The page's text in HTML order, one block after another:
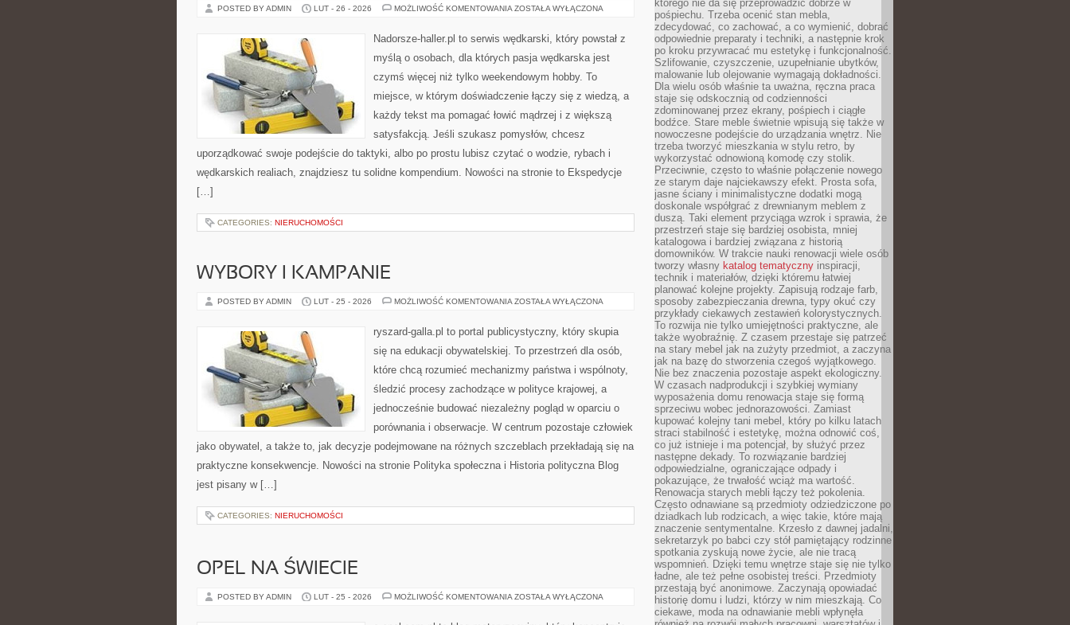
POSTED BY ADMIN LUT - 26 - 2026 MOŻLIWOŚĆ KOMENTOWANIA WĘDKARSTWO
ZOSTAŁA WYŁĄCZONA
Nadorsze-haller.pl to serwis wędkarski, który powstał z
myślą o osobach, dla których pasja wędkarska jest
czymś więcej niż tylko weekendowym hobby. To
miejsce, w którym doświadczenie łączy się z wiedzą, a
każdy tekst ma pomagać łowić mądrzej i z większą
satysfakcją. Jeśli szukasz pomysłów, chcesz
uporządkować swoje podejście do taktyki, albo po prostu lubisz czytać o wodzie, rybach i
wędkarskich realiach, znajdziesz tu solidne kompendium. Nowości na stronie to Ekspedycje
[…]
CATEGORIES: NIERUCHOMOŚCI
WYBORY I KAMPANIE
POSTED BY ADMIN LUT - 25 - 2026 MOŻLIWOŚĆ KOMENTOWANIA WYBORY
ZOSTAŁA WYŁĄCZONA
ryszard-galla.pl to portal publicystyczny, który skupia
się na edukacji obywatelskiej. To przestrzeń dla osób,
które chcą rozumieć mechanizmy państwa i wspólnoty,
śledzić procesy zachodzące w polityce krajowej, a
jednocześnie budować niezależny pogląd w oparciu o
porównania i obserwacje. W centrum pozostaje człowiek
jako obywatel, a także to, jak decyzje podejmowane na różnych szczeblach przekładają się na
praktyczne konsekwencje. Nowości na stronie Polityka społeczna i Historia polityczna Blog
jest pisany w […]
CATEGORIES: NIERUCHOMOŚCI
OPEL NA ŚWIECIE
POSTED BY ADMIN LUT - 25 - 2026 MOŻLIWOŚĆ KOMENTOWANIA OPEL
ZOSTAŁA WYŁĄCZONA
którego nie da się przeprowadzić dobrze w
pośpiechu. Trzeba ocenić stan mebla,
zdecydować, co zachować, a co wymienić, dobrać
odpowiednie preparaty i techniki, a następnie krok
po kroku przywracać mu estetykę i funkcjonalność.
Szlifowanie, czyszczenie, uzupełnianie ubytków,
malowanie lub olejowanie wymagają dokładności.
Dla wielu osób właśnie ta uważna, ręczna praca
staje się odskocznią od codzienności
zdominowanej przez ekrany, pośpiech i ciągłe
bodźce. Stare meble świetnie wpisują się także w
nowoczesne podejście do urządzania wnętrz. Nie
trzeba tworzyć mieszkania w stylu retro, by
wykorzystać odnowioną komodę czy stolik.
Przeciwnie, często to właśnie połączenie nowego
ze starym daje najciekawszy efekt. Prosta sofa,
jasne ściany i minimalistyczne dodatki mogą
doskonale współgrać z drewnianym meblem z
duszą. Taki element przyciąga wzrok i sprawia, że
przestrzeń staje się bardziej osobista, mniej
katalogowa i bardziej związana z historią
domowników. W trakcie nauki renowacji wiele osób
tworzy własny katalog tematyczny inspiracji,
technik i materiałów, dzięki któremu łatwiej
planować kolejne projekty. Zapisują rodzaje farb,
sposoby zabezpieczania drewna, typy okuć czy
przykłady ciekawych zestawień kolorystycznych.
To rozwija nie tylko umiejętności praktyczne, ale
także wyobraźnię. Z czasem przestaje się patrzeć
na stary mebel jak na zużyty przedmiot, a zaczyna
jak na bazę do stworzenia czegoś wyjątkowego.
Nie bez znaczenia pozostaje aspekt ekologiczny.
W czasach nadprodukcji i szybkiej wymiany
wyposażenia domu renowacja staje się formą
sprzeciwu wobec jednorazowości. Zamiast
kupować kolejny tani mebel, który po kilku latach
straci stabilność i estetykę, można odnowić coś,
co już istnieje i ma potencjał, by służyć przez
następne dekady. To rozwiązanie bardziej
odpowiedzialne, ograniczające odpady i
pokazujące, że trwałość wciąż ma wartość.
Renowacja starych mebli łączy też pokolenia.
Często odnawiane są przedmioty odziedziczone po
dziadkach lub rodzicach, a więc takie, które mają
znaczenie sentymentalne. Krzesło z dawnej jadalni,
sekretarzyk po babci czy stół pamiętający rodzinne
spotkania zyskują nowe życie, ale nie tracą
wspomnień. Dzięki temu wnętrze staje się nie tylko
ładne, ale też pełne osobistej treści. Przedmioty
przestają być anonimowe. Zaczynają opowiadać
historię domu i ludzi, którzy w nim mieszkają. Co
ciekawe, moda na odnawianie mebli wpłynęła